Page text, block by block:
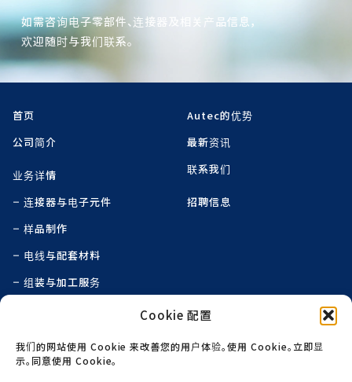
Cookie 配置
我们的网站使用 Cookie 来改善您的用户体验。使用 Cookie。立即显
示。同意使用 Cookie。
如需咨询电子零部件、连接器及相关产品信息，
欢迎随时与我们联系。
首页
公司简介
业务详情
连接器与电子元件
样品制作
电线与配套材料
组装与加工服务
Autec的优势
最新资讯
联系我们
招聘信息